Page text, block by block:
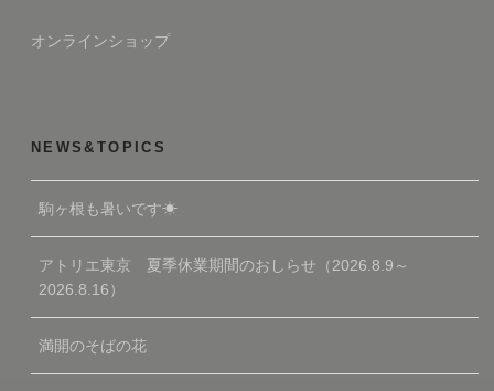
オンラインショップ
NEWS&TOPICS
駒ヶ根も暑いです☀
アトリエ東京 夏季休業期間のおしらせ（2026.8.9～
2026.8.16）
満開のそばの花